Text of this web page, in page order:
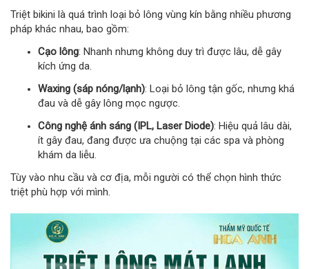
Triệt bikini là quá trình loại bỏ lông vùng kín bằng nhiều phương
pháp khác nhau, bao gồm:
Cạo lông: Nhanh nhưng không duy trì được lâu, dễ gây
kích ứng da.
Waxing (sáp nóng/lạnh): Loại bỏ lông tận gốc, nhưng khá
đau và dễ gây lông mọc ngược.
Công nghệ ánh sáng (IPL, Laser Diode): Hiệu quả lâu dài,
ít gây đau, đang được ưa chuộng tại các spa và phòng
khám da liễu.
Tùy vào nhu cầu và cơ địa, mỗi người có thể chọn hình thức
triệt phù hợp với mình.